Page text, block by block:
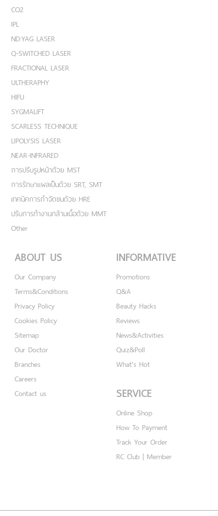
CO2
IPL
ND:YAG LASER
Q-SWITCHED LASER
FRACTIONAL LASER
ULTHERAPHY
HIFU
SYGMALIFT
SCARLESS TECHNIQUE
LIPOLYSIS LASER
NEAR-INFRARED
การปรับรูปหน้าด้วย MST
การรักษาแผลเป็นด้วย SRT, SMT
เทคนิคการกำจัดขนด้วย HRE
ปรับการทำงานกล้ามเนื้อด้วย MMT
Other
ABOUT US
Our Company
Terms&Conditions
Privacy Policy
Cookies Policy
Sitemap
Our Doctor
Branches
Careers
Contact us
INFORMATIVE
Promotions
Q&A
Beauty Hacks
Reviews
News&Activities
Quiz&Poll
What's Hot
SERVICE
Online Shop
How To Payment
Track Your Order
RC Club | Member